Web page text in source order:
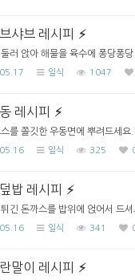
샤브 레시피
러 앉아 해물을 육수에 퐁당퐁
일식 1047
레시피
를 쫄깃한 우동면에 뿌려드세
일식 325
밥 레시피
긴 돈까스를 밥위에 얹어서 드
일식 341
말이 레시피